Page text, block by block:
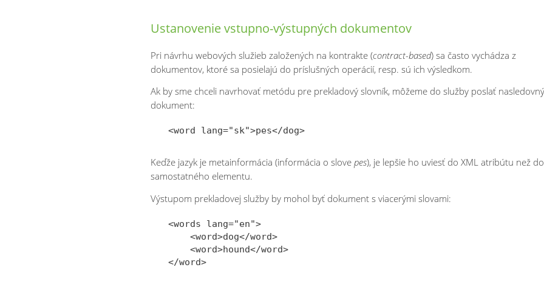
Ustanovenie vstupno-výstupných dokumentov
Pri návrhu webových služieb založených na kontrakte (contract-based) sa často vychádza z
dokumentov, ktoré sa posielajú do príslušných operácií, resp. sú ich výsledkom.
Ak by sme chceli navrhovať metódu pre prekladový slovník, môžeme do služby poslať nasledovný
dokument:
Keďže jazyk je metainformácia (informácia o slove pes), je lepšie ho uviesť do XML atribútu než do
samostatného elementu.
Výstupom prekladovej služby by mohol byť dokument s viacerými slovami:
<words lang="en">
    <word>dog</word>
    <word>hound</word>